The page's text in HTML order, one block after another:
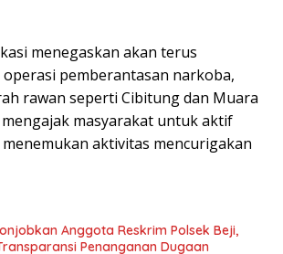
menegaskan akan terus
pemberantasan narkoba,
rawan seperti Cibitung dan Muara
masyarakat untuk aktif
aktivitas mencurigakan
Anggota Reskrim Polsek Beji,
Penanganan Dugaan